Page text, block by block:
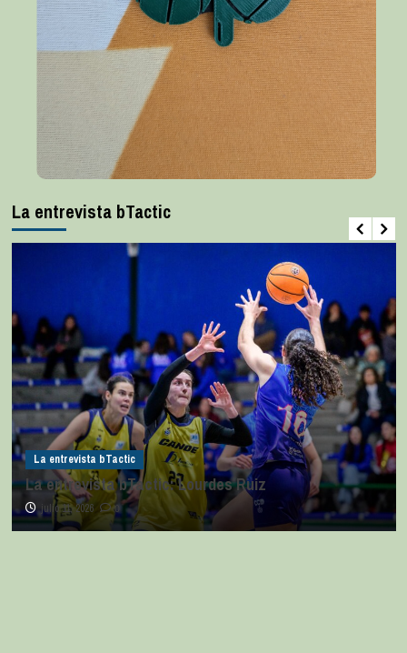
La entrevista bTactic
La entrevista bTactic
La entrevista bTactic: Lourdes Ruiz
julio 11, 2026 0